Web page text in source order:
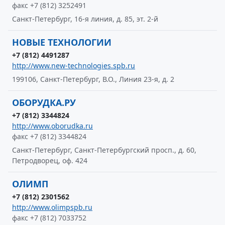
факс +7 (812) 3252491
Санкт-Петербург, 16-я линия, д. 85, эт. 2-й
НОВЫЕ ТЕХНОЛОГИИ
+7 (812) 4491287
http://www.new-technologies.spb.ru
199106, Санкт-Петербург, В.О., Линия 23-я, д. 2
ОБОРУДКА.РУ
+7 (812) 3344824
http://www.oborudka.ru
факс +7 (812) 3344824
Санкт-Петербург, Санкт-Петербургский просп., д. 60,
Петродворец, оф. 424
ОЛИМП
+7 (812) 2301562
http://www.olimpspb.ru
факс +7 (812) 7033752